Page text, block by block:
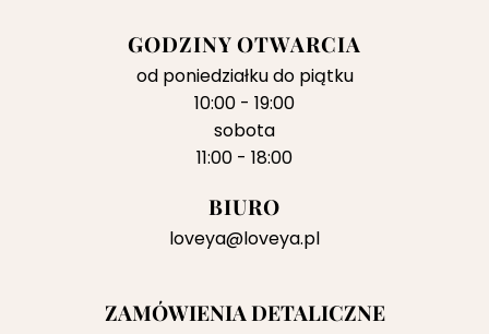
GODZINY OTWARCIA
od poniedziałku do piątku
10:00 - 19:00
sobota
11:00 - 18:00
BIURO
loveya@loveya.pl
ZAMÓWIENIA DETALICZNE